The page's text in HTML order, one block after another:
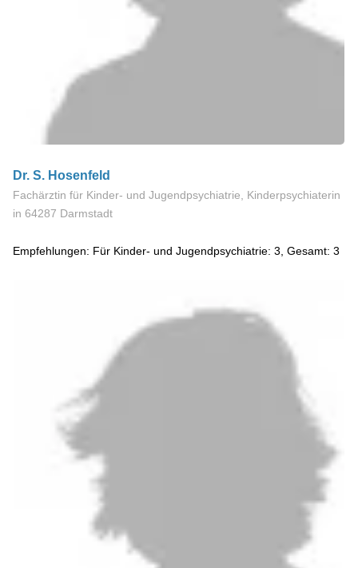
Dr. S. Hosenfeld
Fachärztin für Kinder- und Jugendpsychiatrie, Kinderpsychiaterin
in 64287 Darmstadt
Empfehlungen: Für Kinder- und Jugendpsychiatrie: 3, Gesamt: 3